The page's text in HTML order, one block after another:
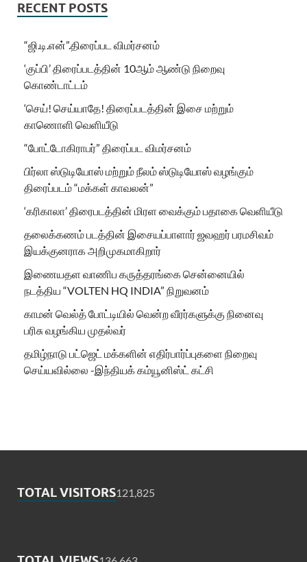
RECENT POSTS
“ஜி.டி.என்”.திரைப்பட விமர்சனம்
‘குப்பி’ திரைப்படத்தின் 10ஆம் ஆண்டு நிறைவு
கொண்டாட்டம்
‘செய்! செய்யாதே! திரைப்படத்தின் இசை மற்றும்
காணொளி வெளியீடு
“போட்டோகிராபர்” திரைப்பட விமர்சனம்
பிர்லா ஸ்டுடியோஸ் மற்றும் நீலம் ஸ்டுடியோஸ் வழங்கும்
திரைப்படம் “மக்கள் காவலன்”
‘கரிகாலா’ திரைபடத்தின் மிரள வைக்கும் பதாகை வெளியீடு
தலைக்கணம் படத்தின் இசையப்பாளார் ஜவஹர் பரமசிவம்
இயக்குனராக அறிமுகமாகிறார்
இணையதள வாணிப கருத்தரங்கை சென்னையில்
நடத்திய “VOLTEN HQ INDIA” நிறுவனம்
காமன் வெல்த் போட்டியில் வென்ற வீரர்களுக்கு நினைவு
பரிசு வழங்கிய முதல்வர்
தமிழ்நாடு பட்ஜெட் மக்களின் எதிர்பார்ப்புகளை நிறைவு
செய்யவில்லை -இந்தியக் கம்யூனிஸ்ட் கட்சி
TOTAL VISITORS121,825